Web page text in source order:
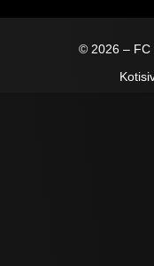
© 2026 –